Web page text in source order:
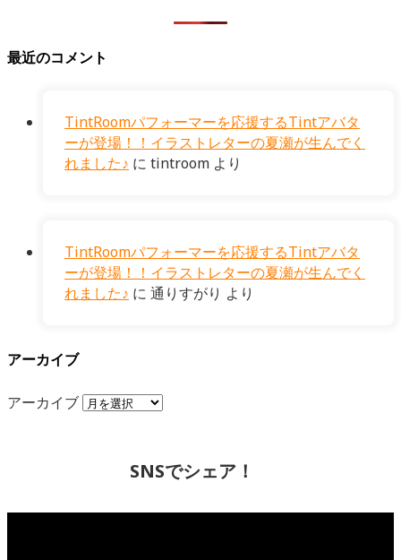
最近のコメント
TintRoomパフォーマーを応援するTintアバタ
ーが登場！！イラストレターの夏瀬が生んでく
れました♪ に tintroom より
TintRoomパフォーマーを応援するTintアバタ
ーが登場！！イラストレターの夏瀬が生んでく
れました♪ に 通りすがり より
アーカイブ
アーカイブ
SNSでシェア！